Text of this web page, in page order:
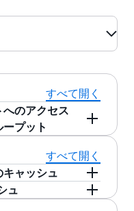
すべて開く
のアクセス
プット
プット、および
Compute Cloud
Elastic Container
すべて開く
ャッシュ
で数回クリックす
ュ